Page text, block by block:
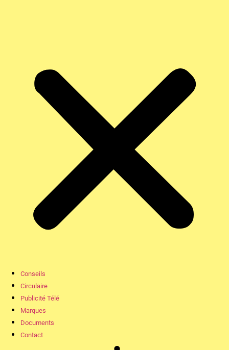
Conseils
Circulaire
Publicité Télé
Marques
Documents
Contact